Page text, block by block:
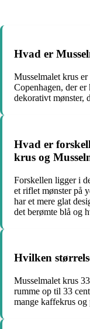
Hvad er
Musselmalet krus
Copenhagen, der
dekorativt mønster,
Hvad er
krus og
Forskellen ligger i
et riflet mønster på
har et mere glat
det berømte blå og
Hvilken
Musselmalet krus
rumme op til 33
mange kaffekrus og